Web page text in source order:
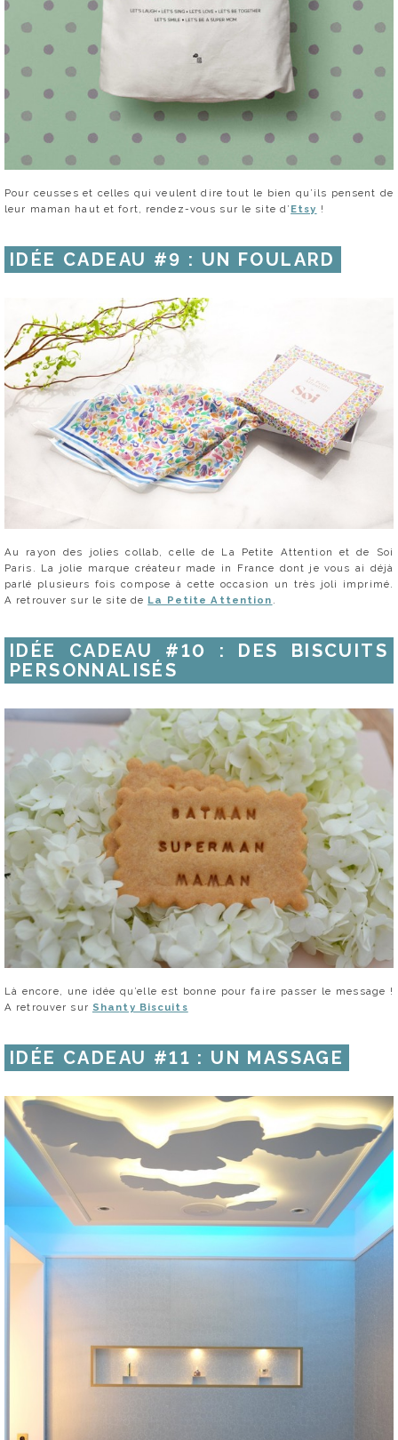
Pour ceusses et celles qui veulent dire tout le bien qu’ils pensent de
leur maman haut et fort, rendez-vous sur le site d’ Etsy !
IDÉE CADEAU #9 : UN FOULARD
Au rayon des jolies collab, celle de La Petite Attention et de Soi
Paris. La jolie marque créateur made in France dont je vous ai déjà
parlé plusieurs fois compose à cette occasion un très joli imprimé.
A retrouver sur le site de La Petite Attention
IDÉE CADEAU #10 : DES BISCUITS
PERSONNALISÉS
Là encore, une idée qu’elle est bonne pour faire passer le message !
A retrouver sur Shanty Biscuits
IDÉE CADEAU #11 : UN MASSAGE